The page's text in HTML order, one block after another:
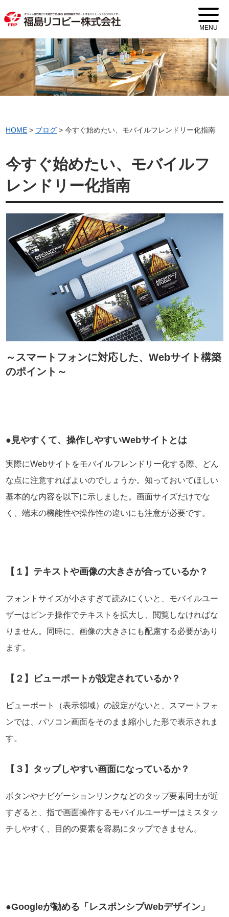
MENU
HOME > ブログ >今すぐ始めたい、モバイルフレンドリー化指南
今すぐ始めたい、モバイルフ
レンドリー化指南
～スマートフォンに対応した、Webサイト構築
のポイント～
●見やすくて、操作しやすいWebサイトとは
実際にWebサイトをモバイルフレンドリー化する際、どん
な点に注意すればよいのでしょうか。知っておいてほしい
基本的な内容を以下に示しました。画面サイズだけでな
く、端末の機能性や操作性の違いにも注意が必要です。
【１】テキストや画像の大きさが合っているか？
フォントサイズが小さすぎて読みにくいと、モバイルユー
ザーはピンチ操作でテキストを拡大し、閲覧しなければな
りません。同時に、画像の大きさにも配慮する必要があり
ます。
【２】ビューポートが設定されているか？
ビューポート（表示領域）の設定がないと、スマートフォ
ンでは、パソコン画面をそのまま縮小した形で表示されま
す。
【３】タップしやすい画面になっているか？
ボタンやナビゲーションリンクなどのタップ要素同士が近
すぎると、指で画面操作するモバイルユーザーはミスタッ
チしやすく、目的の要素を容易にタップできません。
●Googleが勧める「レスポンシブWebデザイン」